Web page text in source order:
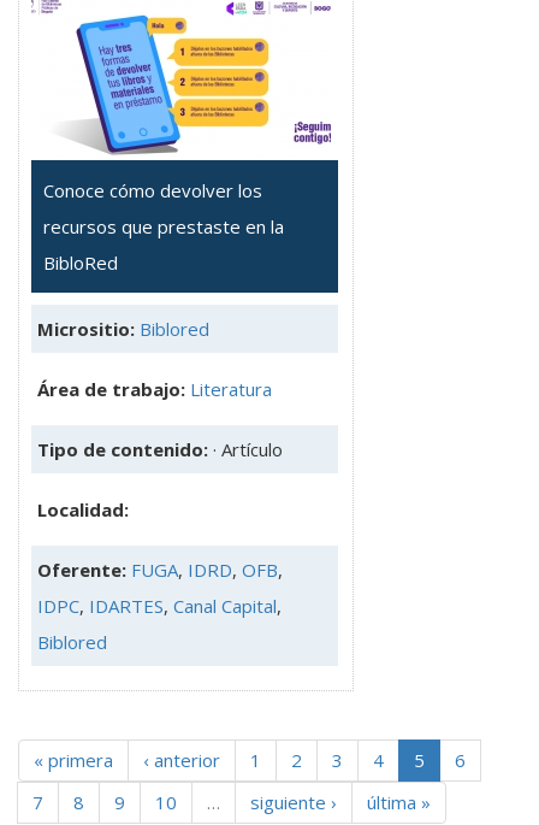
Conoce cómo devolver los
recursos que prestaste en la
BibloRed
Micrositio: Biblored
Área de trabajo: Literatura
Tipo de contenido: · Artículo
Localidad:
Oferente: FUGA, IDRD, OFB,
IDPC, IDARTES, Canal Capital,
Biblored
« primera ‹ anterior 1 2 3 4 5
6
7
8 9 10 … siguiente › última »